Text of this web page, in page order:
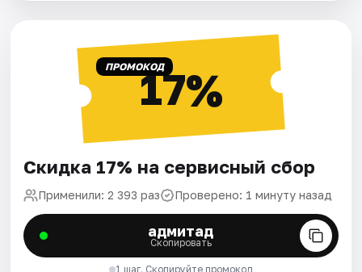
ПРОМОКОД17%
Скидка 17% на сервисный сбор
Применили: 2 393 раз Проверено: 1 минуту назад
адмитад
Скопировать
1 шаг. Скопируйте промокод